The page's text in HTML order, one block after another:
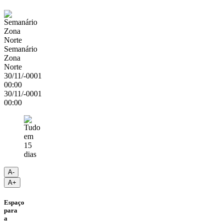
Semanário
Zona
Norte
30/11/-0001
00:00
30/11/-0001
00:00
A-
A+
Espaço
para
a